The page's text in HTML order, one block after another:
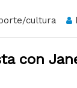
cultura
con